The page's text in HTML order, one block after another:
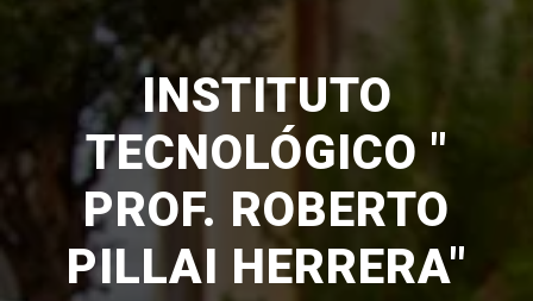
INSTITUTO
TECNOLÓGICO "
PROF. ROBERTO
PILLAI HERRERA"